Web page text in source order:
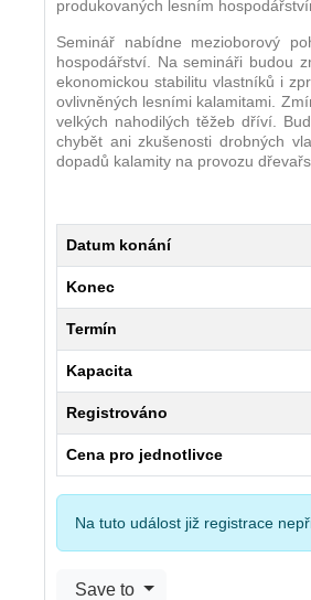
produkovaných lesním
Seminář nabídne mezioborový
hospodářství. Na semináři budou
ekonomickou stabilitu vlastníků i
ovlivněných lesními kalamitami.
velkých nahodilých těžeb dříví.
chybět ani zkušenosti drobných
dopadů kalamity na provozu
Datum konání
Konec
Termín
Kapacita
Registrováno
Cena pro jednotlivce
Na tuto událost již registrace
Save to